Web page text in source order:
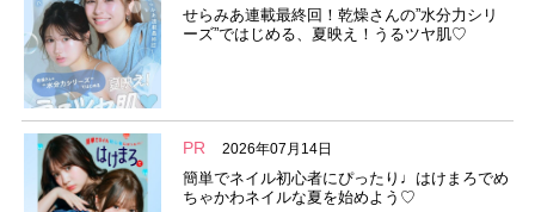
せらみあ連載最終回！乾燥さんの”水分力シリ
ーズ”ではじめる、夏映え！うるツヤ肌♡
PR 2026年07月14日
簡単でネイル初心者にぴったり♩はけまろでめ
ちゃかわネイルな夏を始めよう♡